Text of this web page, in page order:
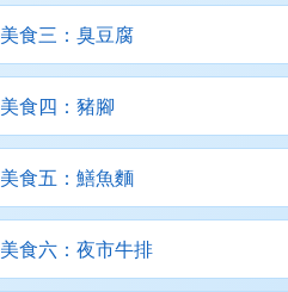
美食三：臭豆腐
美食四：豬腳
美食五：鱔魚麵
美食六：夜市牛排